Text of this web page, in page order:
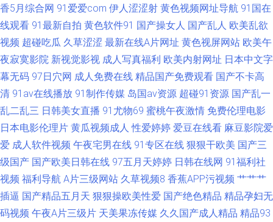
黄网在线观看 91传媒国产在线观看 福利社毛片 日韩精品中文字幕在线 91你
免费视频在线 海外精品1区 性欧美第二页 www超碰在线91 欧美扩肛 91变态
软件 成人影音先锋免费视频 伪娘ts重口一区 91爽片网站 九草资源 午夜羞羞
国产一久久一 91h片 丁香六月亭亭 色色国产精品 91视频网站在
香5月综合网 91爱爱com 伊人涩涩射 黄色视频网址导航 91国在
线观看 91最新自拍 黄色软件91 国产操女人 国产乱人 欧美乱欲
视频 超碰吃瓜 久草涩涩 最新在线A片网址 黄色视屏网站 欧美午
夜寂寞影院 新视觉影视 成人写真福利 欧美内射网址 日本中文字
幕无码 97日穴网 成人免费在线 精品国产免费观看 国产不卡高
清 91av在线播放 91制作传媒 岛国av资源 超碰91资源 国产乱一
乱二乱三 日韩美女直播 91尤物69 蜜桃午夜激情 免费伦理电影
日本电影伦理片 黄瓜视频成人 性爱婷婷 爱豆在线看 麻豆影院爱
爱 成人软件视频 午夜宅男在线 91专区在线 狠狠干欧美 国产三
级国产 国产欧美日韩在线 97五月天婷婷 日韩在线网 91福利社
视频 福利导航 A片三级网站 久草视频8 香蕉APP污视频 艹艹艹
插逼 国产精品五月天 狠狠操欧美性爱 国产绝色精品 精品孕妇无
码视频 午夜A片三级片 天美果冻传媒 久久国产成人精品 精品93